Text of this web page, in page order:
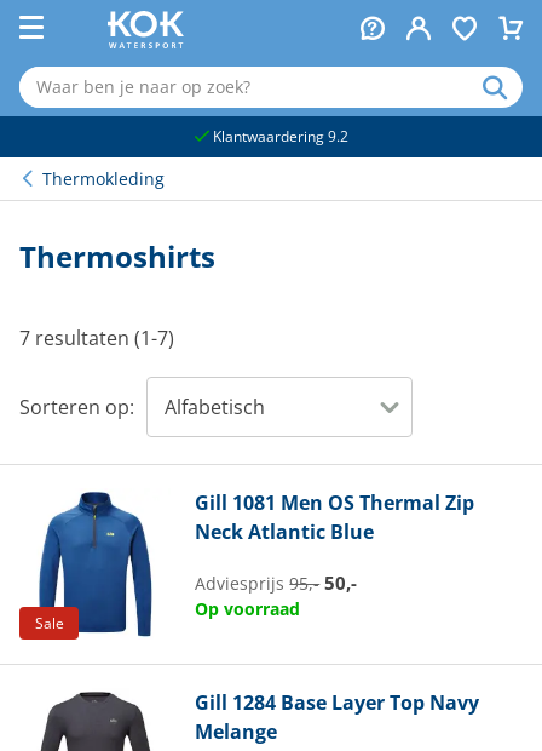
Klantwaardering 9.2
Thermokleding
Thermoshirts
7 resultaten (1-7)
Sorteren op:
Sale
Gill 1081 Men OS Thermal Zip
Neck Atlantic Blue
Adviesprijs95,- 50,-
Op voorraad
Gill 1284 Base Layer Top Navy
Melange